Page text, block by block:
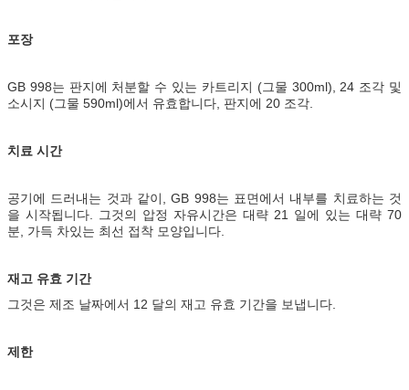
포장
GB 998는 판지에 처분할 수 있는 카트리지 (그물 300ml), 24 조각 및
소시지 (그물 590ml)에서 유효합니다, 판지에 20 조각.
치료 시간
공기에 드러내는 것과 같이, GB 998는 표면에서 내부를 치료하는 것
을 시작됩니다. 그것의 압정 자유시간은 대략 21 일에 있는 대략 70
분, 가득 차있는 최선 접착 모양입니다.
재고 유효 기간
그것은 제조 날짜에서 12 달의 재고 유효 기간을 보냅니다.
제한